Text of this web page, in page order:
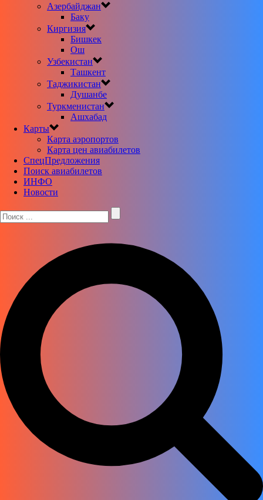
Азербайджан
Баку
Киргизия
Бишкек
Ош
Узбекистан
Ташкент
Таджикистан
Душанбе
Туркменистан
Ашхабад
Карты
Карта аэропортов
Карта цен авиабилетов
CпецПредложения
Поиск авиабилетов
ИНФО
Новости